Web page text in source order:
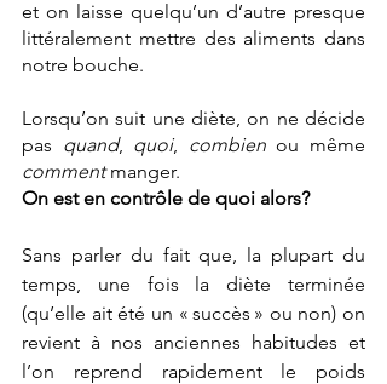
et on laisse quelqu’un d’autre presque
littéralement mettre des aliments dans
notre bouche.
Lorsqu’on suit une diète, on ne décide
pas quand, quoi, combien
comment manger.
On est en contrôle de quoi alors?
Sans parler du fait que, la plupart du
temps, une fois la diète terminée
(qu’elle ait été un « succès » ou non) on
revient à nos anciennes habitudes et
l’on reprend rapidement le poids